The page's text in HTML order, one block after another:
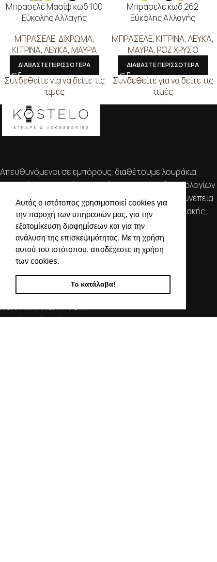
Αυτός ο ιστότοπος χρησιμοποιεί cookies για
την παροχή των υπηρεσιών μας, για την
εξατομίκευση διαφημίσεων και για την
ανάλυση της επισκεψιμότητας. Με τη χρήση
αυτού του ιστότοπου, αποδέχεστε τη χρήση
των cookies.
Το κατάλαβα!
Μπρασελέ Μασίφ κωδ 100
Εύκολης Αλλαγής
ΜΠΡΑΣΕΛΕ, ΔΙΧΡΩΜΑ,
ΚΙΤΡΙΝΑ, ΛΕΥΚΑ, ΜΑΥΡΑ
ΔΙΑΒΑΣΤΕ ΠΕΡΙΣΣΟΤΕΡΑ
Συνδεθείτε για να δείτε τις
τιμές
Μπρασελέ κωδ 262
Εύκολης Αλλαγής
ΜΠΡΑΣΕΛΕ, ΚΙΤΡΙΝΑ, ΛΕΥΚΑ,
ΜΑΥΡΑ, ΡΟΖ ΧΡΥΣΟ
ΔΙΑΒΑΣΤΕ ΠΕΡΙΣΣΟΤΕΡΑ
Συνδεθείτε για να δείτε τις
τιμές
Απευθυνόμενοι σε εμπόρους, διαθέτουμε λουράκια
ρολογιών, μπρασελέ, μπαταρίες, μηχανισμούς ωρολογίων
& εργαλεία αρίστης ποιότητας. Η αξιοπιστία & η συνέπεια
αποτελούν τα κύρια χαρακτηριστικά της οικογενειακής
επιχείρησής μας.
ΧΡΗΣΙΜΕΣ ΠΛΗΡΟΦΟΡΙΕΣ
ΕΠΙΚΟΙΝΩΝΙΑ
ΤΡΟΠΟΙ ΠΛΗΡΩΜΗΣ ΑΠΟΣΤΟΛΗΣ
ΠΟΛΙΤΙΚΗ ΑΠΟΡΡΗΤΟΥ
Ο ΛΟΓΑΡΙΑΣΜΟΣ ΜΟΥ